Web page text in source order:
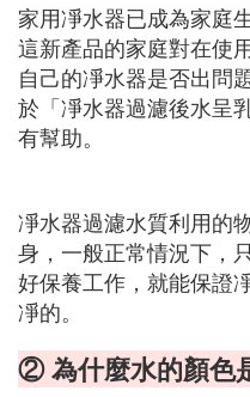
家用凈水器已成為家庭
這新產品的家庭對在使
自己的凈水器是否出問
於「凈水器過濾後水呈
有幫助。
凈水器過濾水質利用的
身，一般正常情況下，
好保養工作，就能保證
凈的。
② 為什麼水的顏色